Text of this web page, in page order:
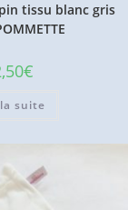
tissu blanc gris
€
suite